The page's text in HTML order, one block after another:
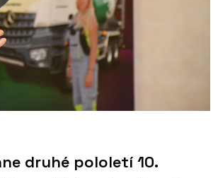
druhé pololetí 10.